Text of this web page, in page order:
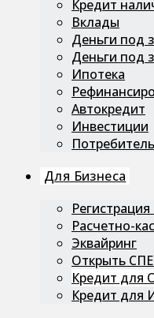
Кредит
Вклады
Деньги под
Деньги под
Ипотека
Автокредит
Инвестиции
Для Бизнеса
Расчетно-
Эквайринг
Открыть
Кредит для
Кредит для